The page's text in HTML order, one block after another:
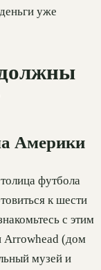
уже
Америки
футбола
к шести
с этим
Arrowhead (дом
музей и